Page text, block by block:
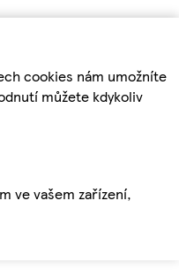
cookies nám umožníte
můžete kdykoliv
ve vašem zařízení,